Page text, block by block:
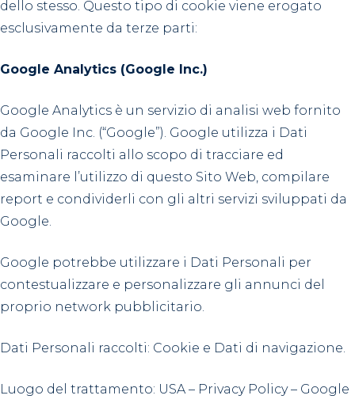
dello stesso. Questo tipo di cookie viene erogato
esclusivamente da terze parti:
Google Analytics (Google Inc.)
Google Analytics è un servizio di analisi web fornito
da Google Inc. (“Google”). Google utilizza i Dati
Personali raccolti allo scopo di tracciare ed
esaminare l’utilizzo di questo Sito Web, compilare
report e condividerli con gli altri servizi sviluppati da
Google.
Google potrebbe utilizzare i Dati Personali per
contestualizzare e personalizzare gli annunci del
proprio network pubblicitario.
Dati Personali raccolti: Cookie e Dati di navigazione.
Luogo del trattamento: USA – Privacy Policy – Google